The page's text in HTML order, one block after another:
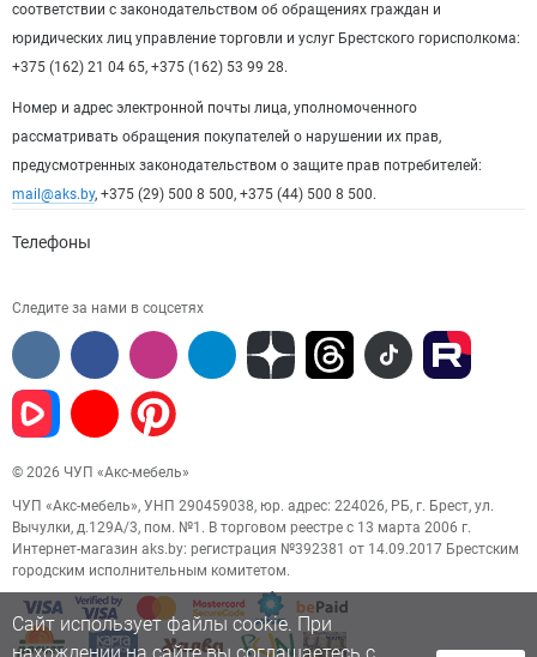
соответствии с законодательством об обращениях граждан и
юридических лиц управление торговли и услуг Брестского горисполкома:
+375 (162) 21 04 65, +375 (162) 53 99 28.
Номер и адрес электронной почты лица, уполномоченного
рассматривать обращения покупателей о нарушении их прав,
предусмотренных законодательством о защите прав потребителей:
mail@aks.by, +375 (29) 500 8 500, +375 (44) 500 8 500.
Телефоны
Следите за нами в соцсетях
© 2026 ЧУП «Акс-мебель»
ЧУП «Акс-мебель», УНП 290459038, юр. адрес: 224026, РБ, г. Брест, ул.
Вычулки, д.129А/3, пом. №1. В торговом реестре с 13 марта 2006 г.
Интернет-магазин aks.by: регистрация №392381 от 14.09.2017 Брестским
городским исполнительным комитетом.
Сайт использует файлы cookie. При